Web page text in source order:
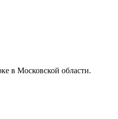
в Московской области.